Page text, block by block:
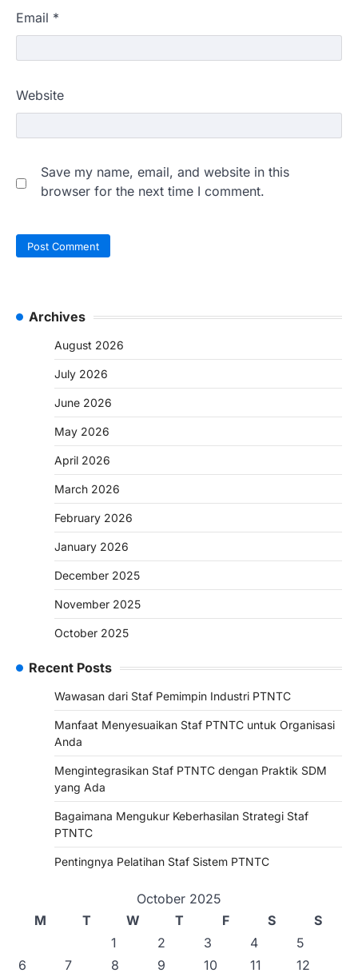
Email *
Website
Save my name, email, and website in this
browser for the next time I comment.
Archives
August 2026
July 2026
June 2026
May 2026
April 2026
March 2026
February 2026
January 2026
December 2025
November 2025
October 2025
Recent Posts
Wawasan dari Staf Pemimpin Industri PTNTC
Manfaat Menyesuaikan Staf PTNTC untuk Organisasi
Anda
Mengintegrasikan Staf PTNTC dengan Praktik SDM
yang Ada
Bagaimana Mengukur Keberhasilan Strategi Staf
PTNTC
Pentingnya Pelatihan Staf Sistem PTNTC
October 2025
M
T W T F S
S
1
2 3 4
5
6
7 8 9 10 11
12